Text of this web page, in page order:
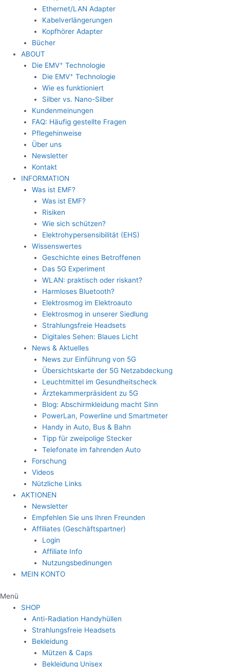
Ethernet/LAN Adapter
Kabelverlängerungen
Kopfhörer Adapter
Bücher
ABOUT
Die EMV+ Technologie
Die EMV+ Technologie
Wie es funktioniert
Silber vs. Nano-Silber
Kundenmeinungen
FAQ: Häufig gestellte Fragen
Pflegehinweise
Über uns
Newsletter
Kontakt
INFORMATION
Was ist EMF?
Was ist EMF?
Risiken
Wie sich schützen?
Elektrohypersensibilität (EHS)
Wissenswertes
Geschichte eines Betroffenen
Das 5G Experiment
WLAN: praktisch oder riskant?
Harmloses Bluetooth?
Elektrosmog im Elektroauto
Elektrosmog in unserer Siedlung
Strahlungsfreie Headsets
Digitales Sehen: Blaues Licht
News & Aktuelles
News zur Einführung von 5G
Übersichtskarte der 5G Netzabdeckung
Leuchtmittel im Gesundheitscheck
Ärztekammerpräsident zu 5G
Blog: Abschirmkleidung macht Sinn
PowerLan, Powerline und Smartmeter
Handy in Auto, Bus & Bahn
Tipp für zweipolige Stecker
Telefonate im fahrenden Auto
Forschung
Videos
Nützliche Links
AKTIONEN
Newsletter
Empfehlen Sie uns Ihren Freunden
Affiliates (Geschäftspartner)
Login
Affiliate Info
Nutzungsbedinungen
MEIN KONTO
Menü
SHOP
Anti-Radiation Handyhüllen
Strahlungsfreie Headsets
Bekleidung
Mützen & Caps
Bekleidung Unisex